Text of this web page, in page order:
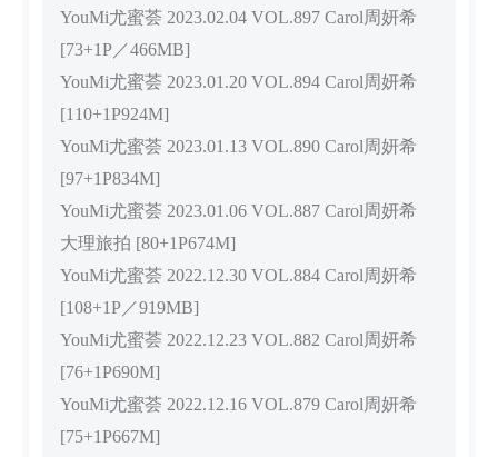
YouMi尤蜜荟 2023.02.04 VOL.897 Carol周妍希
[73+1P／466MB]
YouMi尤蜜荟 2023.01.20 VOL.894 Carol周妍希
[110+1P924M]
YouMi尤蜜荟 2023.01.13 VOL.890 Carol周妍希
[97+1P834M]
YouMi尤蜜荟 2023.01.06 VOL.887 Carol周妍希
大理旅拍 [80+1P674M]
YouMi尤蜜荟 2022.12.30 VOL.884 Carol周妍希
[108+1P／919MB]
YouMi尤蜜荟 2022.12.23 VOL.882 Carol周妍希
[76+1P690M]
YouMi尤蜜荟 2022.12.16 VOL.879 Carol周妍希
[75+1P667M]